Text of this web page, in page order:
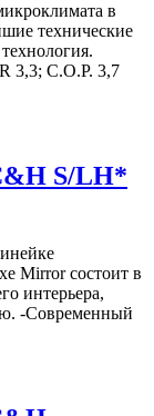
в
технические
3,3; C.O.P. 3,7
S/LH*
Mirror состоит в
интерьера,
-Современный